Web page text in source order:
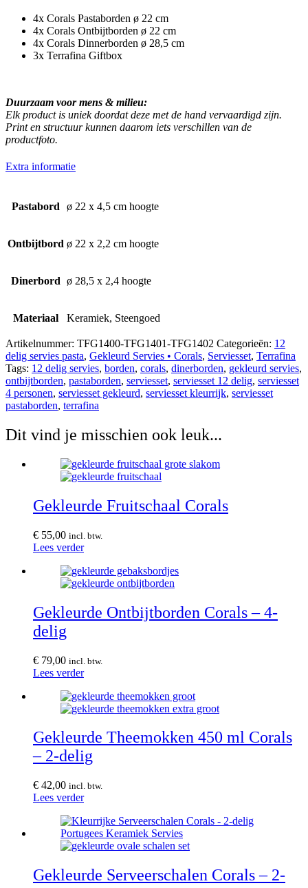
4x Corals Pastaborden ø 22 cm
4x Corals Ontbijtborden ø 22 cm
4x Corals Dinnerborden ø 28,5 cm
3x Terrafina Giftbox
Duurzaam voor mens & milieu:
Elk product is uniek doordat deze met de hand vervaardigd zijn.
Print en structuur kunnen daarom iets verschillen van de
productfoto.
Extra informatie
Pastabord ø 22 x 4,5 cm hoogte
Ontbijtbord ø 22 x 2,2 cm hoogte
Dinerbord ø 28,5 x 2,4 hoogte
Materiaal Keramiek, Steengoed
Artikelnummer: TFG1400-TFG1401-TFG1402 Categorieën: 12
delig servies pasta, Gekleurd Servies • Corals, Serviesset, Terrafina
Tags: 12 delig servies, borden, corals, dinerborden, gekleurd servies,
ontbijtborden, pastaborden, serviesset, serviesset 12 delig, serviesset
4 personen, serviesset gekleurd, serviesset kleurrijk, serviesset
pastaborden, terrafina
Dit vind je misschien ook leuk...
Gekleurde Fruitschaal Corals
€ 55,00 incl. btw.
Lees verder
Gekleurde Ontbijtborden Corals – 4-
delig
€ 79,00 incl. btw.
Lees verder
Gekleurde Theemokken 450 ml Corals
– 2-delig
€ 42,00 incl. btw.
Lees verder
Gekleurde Serveerschalen Corals – 2-